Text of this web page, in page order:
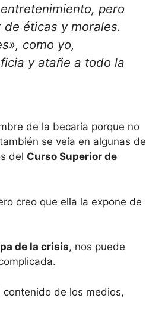
pero
éticas y morales.
como yo,
y atañe a todo la
de la becaria porque no
se veía en algunas de
del Curso Superior de
creo que ella la expone de
de la crisis, nos puede
de los medios,